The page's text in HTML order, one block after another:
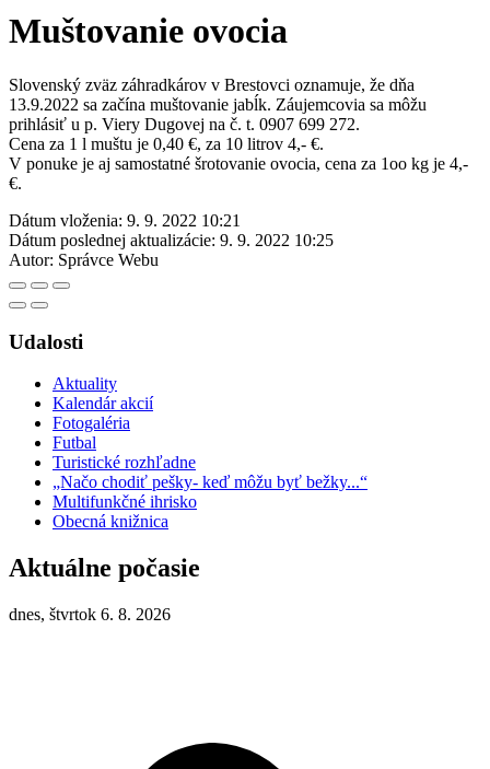
Muštovanie ovocia
Slovenský zväz záhradkárov v Brestovci oznamuje, že dňa
13.9.2022 sa začína muštovanie jabĺk. Záujemcovia sa môžu
prihlásiť u p. Viery Dugovej na č. t. 0907 699 272.
Cena za 1 l muštu je 0,40 €, za 10 litrov 4,- €.
V ponuke je aj samostatné šrotovanie ovocia, cena za 1oo kg je 4,-
€.
Dátum vloženia: 9. 9. 2022 10:21
Dátum poslednej aktualizácie: 9. 9. 2022 10:25
Autor: Správce Webu
Udalosti
Aktuality
Kalendár akcií
Fotogaléria
Futbal
Turistické rozhľadne
„Načo chodiť pešky- keď môžu byť bežky...“
Multifunkčné ihrisko
Obecná knižnica
Aktuálne počasie
dnes, štvrtok 6. 8. 2026